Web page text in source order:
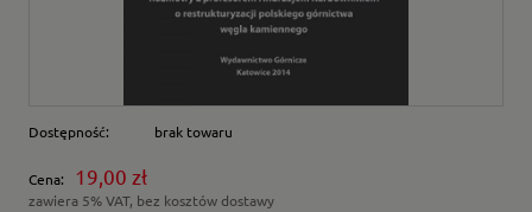
Dostępność: brak towaru
Cena: 19,00 zł
zawiera 5% VAT, bez kosztów dostawy